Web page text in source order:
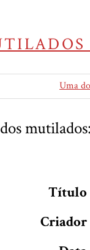
Uma
Título
Criador